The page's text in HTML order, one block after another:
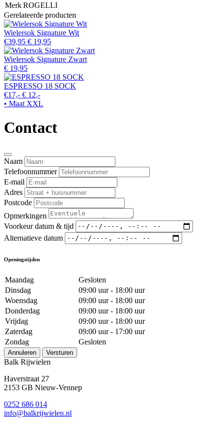
MerkROGELLI
Gerelateerde producten
Wielersok Signature Wit
€39,95 € 19,95
Wielersok Signature Zwart
€ 19,95
ESPRESSO 18 SOCK
€17,- € 12,-
• Maat XXL
Contact
Naam
Telefoonnummer
E-mail
Adres
Postcode
Opmerkingen
Voorkeur datum & tijd
Alternatieve datum
Openingstijden
Maandag
Gesloten
Dinsdag
09:00 uur - 18:00 uur
Woensdag
09:00 uur - 18:00 uur
Donderdag
09:00 uur - 18:00 uur
Vrijdag
09:00 uur - 18:00 uur
Zaterdag
09:00 uur - 17:00 uur
Zondag
Gesloten
Annuleren Versturen
Balk Rijwielen
Haverstraat 27
2153 GB Nieuw-Vennep
0252 686 014
info@balkrijwielen.nl